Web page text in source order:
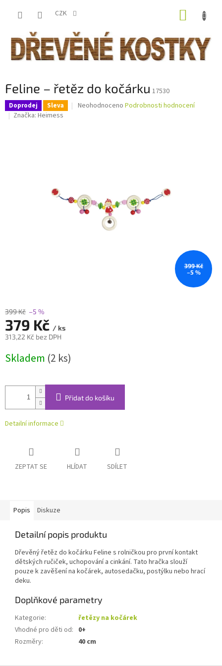
CZK
Feline – řetěz do kočárku 17530
Doprodej Sleva
Průměrné
Neohodnoceno Podrobnosti hodnocení
Značka: Heimess
399 Kč
–5 %
399 Kč –5 %
379 Kč / ks
313,22 Kč bez DPH
cena:
Skladem (2 ks)
Přidat do košíku
Detailní informace
ZEPTAT SE HLÍDAT SDÍLET
Popis Diskuze
Detailní popis produktu
Dřevěný řetěz do kočárku Feline s rolničkou pro první kontakt
dětských ručiček, uchopování a cinkání. Tato hračka slouží
pouze k zavěšení na kočárek, autosedačku, postýlku nebo hrací
deku.
Doplňkové parametry
Kategorie:
řetězy na kočárek
Vhodné pro děti od: 0+
Rozměry: 40 cm